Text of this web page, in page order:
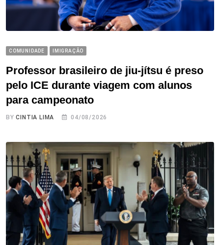
COMUNIDADE IMIGRAÇÃO
Professor brasileiro de jiu-jítsu é preso
pelo ICE durante viagem com alunos
para campeonato
BYCINTIA LIMA 04/08/2026